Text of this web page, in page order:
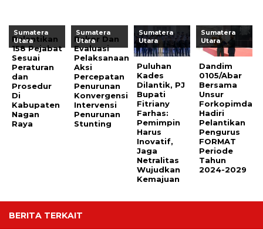
Sumatera
Utara
Pelantikan
158 Pejabat
Sesuai
Peraturan
dan
Prosedur
Di
Kabupaten
Nagan
Raya
Sumatera
Utara
Rakor Dan
Evaluasi
Pelaksanaan
Aksi
Percepatan
Penurunan
Konvergensi
Intervensi
Penurunan
Stunting
Sumatera
Utara
Puluhan
Kades
Dilantik, PJ
Bupati
Fitriany
Farhas:
Pemimpin
Harus
Inovatif,
Jaga
Netralitas
Wujudkan
Kemajuan
Sumatera
Utara
Dandim
0105/Abar
Bersama
Unsur
Forkopimda
Hadiri
Pelantikan
Pengurus
FORMAT
Periode
Tahun
2024-2029
BERITA TERKAIT